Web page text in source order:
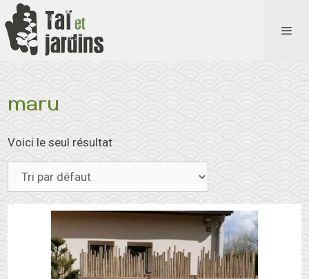
Aller
au
contenu
maru
Voici le seul résultat